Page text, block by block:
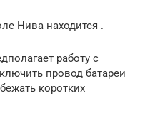
Нива находится .
работу с
провод батареи
коротких